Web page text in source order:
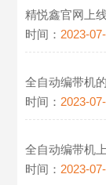
精悦鑫官网上
时间： 2023-
全自动编带机
时间： 2023-
全自动编带机
时间： 2023-